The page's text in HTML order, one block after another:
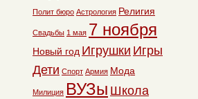
Полит бюро Астрология Религия
Свадьбы 1 мая 7 ноября
Новый год Игрушки Игры
Дети Спорт Армия Мода
Милиция ВУЗы Школа